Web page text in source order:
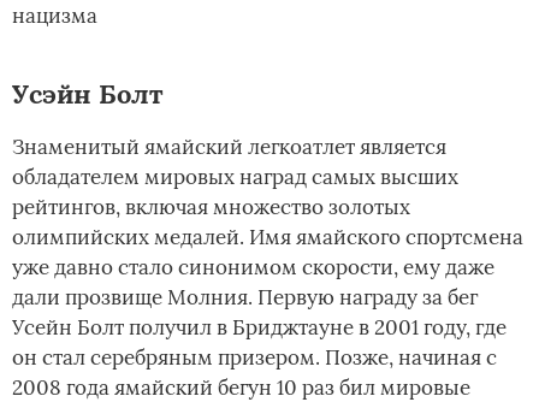
нацизма
Усэйн Болт
Знаменитый ямайский легкоатлет является
обладателем мировых наград самых высших
рейтингов, включая множество золотых
олимпийских медалей. Имя ямайского спортсмена
уже давно стало синонимом скорости, ему даже
дали прозвище Молния. Первую награду за бег
Усейн Болт получил в Бриджтауне в 2001 году, где
он стал серебряным призером. Позже, начиная с
2008 года ямайский бегун 10 раз бил мировые